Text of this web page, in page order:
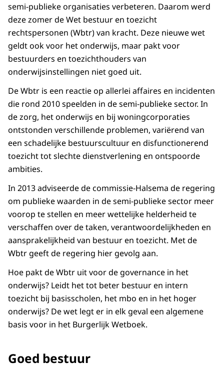
semi-publieke organisaties verbeteren. Daarom werd
deze zomer de Wet bestuur en toezicht
rechtspersonen (Wbtr) van kracht. Deze nieuwe wet
geldt ook voor het onderwijs, maar pakt voor
bestuurders en toezichthouders van
onderwijsinstellingen niet goed uit.
De Wbtr is een reactie op allerlei affaires en incidenten
die rond 2010 speelden in de semi-publieke sector. In
de zorg, het onderwijs en bij woningcorporaties
ontstonden verschillende problemen, variërend van
een schadelijke bestuurscultuur en disfunctionerend
toezicht tot slechte dienstverlening en ontspoorde
ambities.
In 2013 adviseerde de commissie-Halsema de regering
om publieke waarden in de semi-publieke sector meer
voorop te stellen en meer wettelijke helderheid te
verschaffen over de taken, verantwoordelijkheden en
aansprakelijkheid van bestuur en toezicht. Met de
Wbtr geeft de regering hier gevolg aan.
Hoe pakt de Wbtr uit voor de governance in het
onderwijs? Leidt het tot beter bestuur en intern
toezicht bij basisscholen, het mbo en in het hoger
onderwijs? De wet legt er in elk geval een algemene
basis voor in het Burgerlijk Wetboek.
Goed bestuur